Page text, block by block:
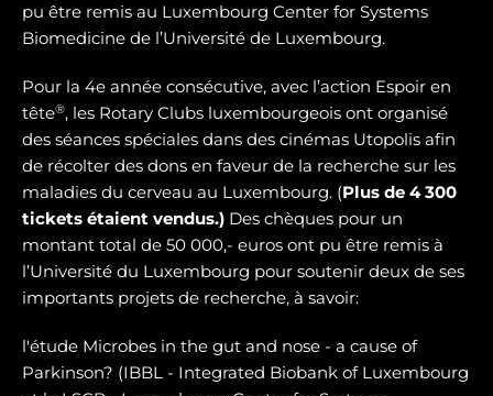
pu être remis au Luxembourg Center for Systems
Biomedicine de l’Université de Luxembourg.
Pour la 4e année consécutive, avec l’action Espoir en
tête®, les Rotary Clubs luxembourgeois ont organisé
des séances spéciales dans des cinémas Utopolis afin
de récolter des dons en faveur de la recherche sur les
maladies du cerveau au Luxembourg. (Plus de 4 300
tickets étaient vendus.) Des chèques pour un
montant total de 50 000,- euros ont pu être remis à
l’Université du Luxembourg pour soutenir deux de ses
importants projets de recherche, à savoir:
l'étude Microbes in the gut and nose - a cause of
Parkinson? (IBBL - Integrated Biobank of Luxembourg